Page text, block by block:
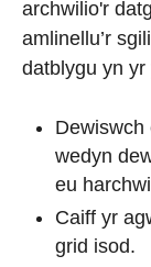
archwilio'r
amlinellu’r
datblygu yn
Dewiswch
wedyn
eu
Caiff yr
grid isod.